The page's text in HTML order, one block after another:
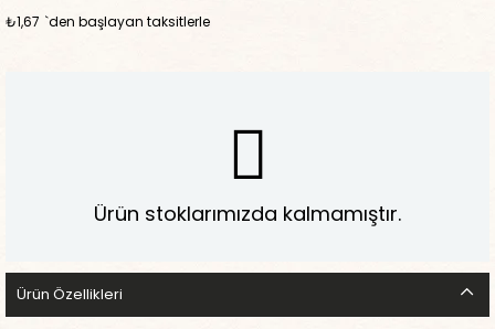
₺1,67 `den başlayan taksitlerle
Ürün stoklarımızda kalmamıştır.
Ürün Özellikleri